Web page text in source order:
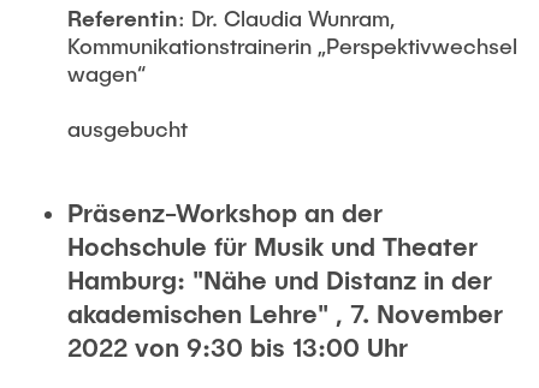
Referentin: Dr. Claudia Wunram,
Kommunikationstrainerin „Perspektivwechsel
wagen“
ausgebucht
Präsenz-Workshop an der
Hochschule für Musik und Theater
Hamburg: "Nähe und Distanz in der
akademischen Lehre" , 7. November
2022 von 9:30 bis 13:00 Uhr